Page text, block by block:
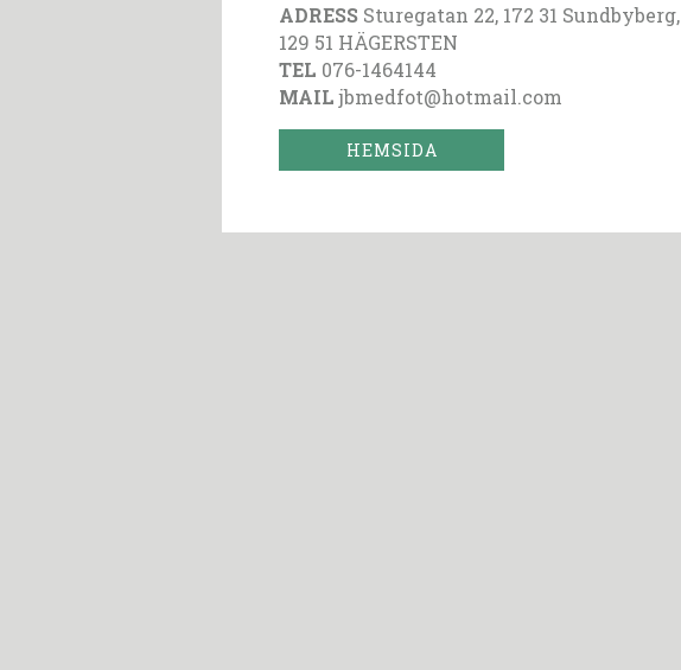
ADRESS Sturegatan 22, 172 31 Sundbyberg,
129 51 HÄGERSTEN
TEL 076-1464144
MAIL jbmedfot@hotmail.com
HEMSIDA